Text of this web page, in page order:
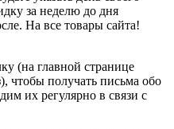
за неделю до дня
На все товары сайта!
(на главной странице
чтобы получать письма обо
их регулярно в связи с